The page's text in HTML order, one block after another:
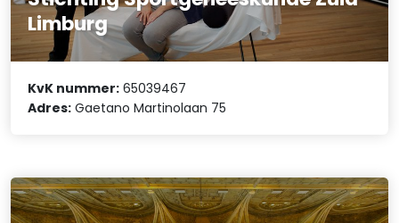
Limburg
KvK nummer: 65039467
Adres: Gaetano Martinolaan 75